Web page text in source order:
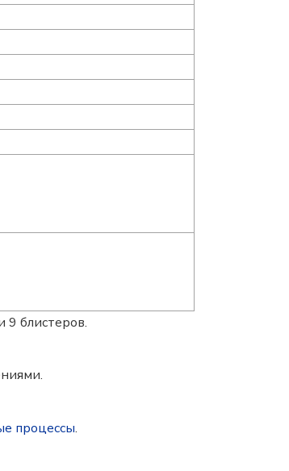
9 блистеров.
процессы.